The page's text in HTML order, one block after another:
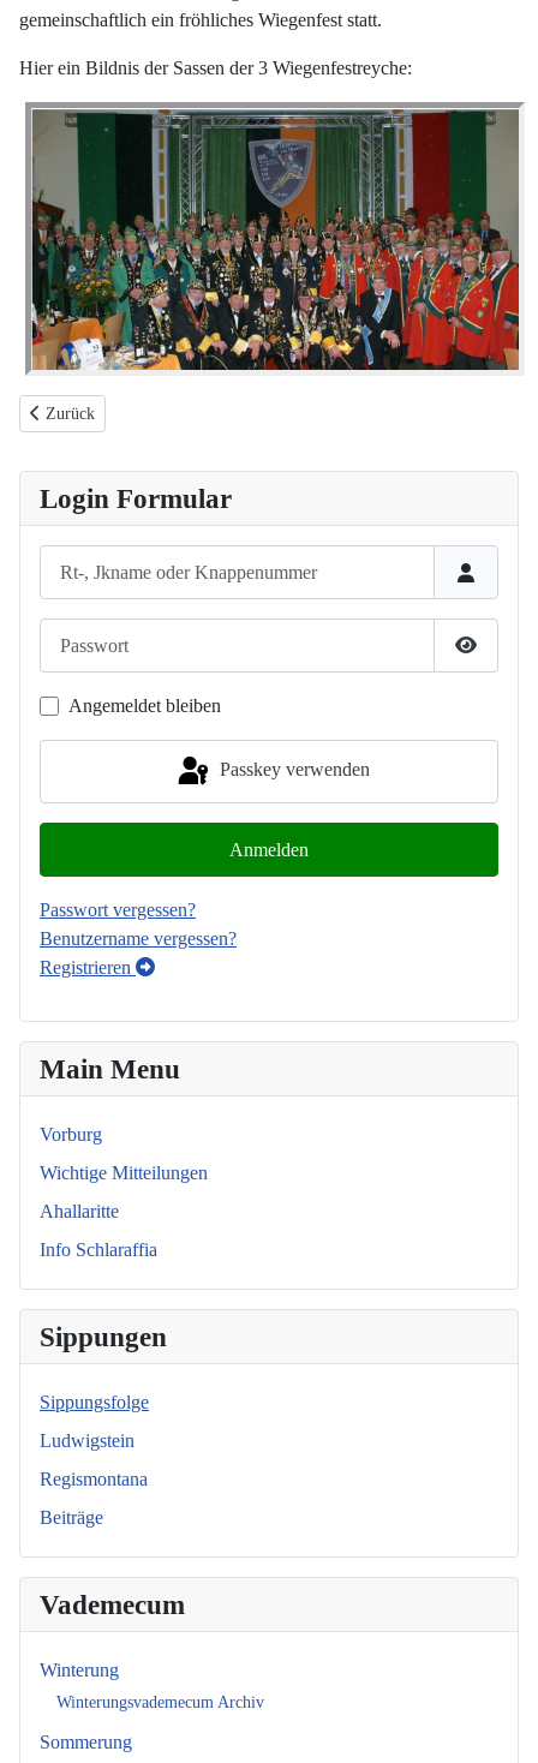
gemeinschaftlich ein fröhliches Wiegenfest statt.
Hier ein Bildnis der Sassen der 3 Wiegenfestreyche:
Vorheriger Beitrag: Willkommen in unserer Sippungsbereich
Zurück
Login Formular
Passwort
Angemeldet bleiben
Passkey verwenden
Anmelden
Passwort vergessen?
Benutzername vergessen?
Registrieren
Main Menu
Vorburg
Wichtige Mitteilungen
Ahallaritte
Info Schlaraffia
Sippungen
Sippungsfolge
Ludwigstein
Regismontana
Beiträge
Vademecum
Winterung
Winterungsvademecum Archiv
Sommerung